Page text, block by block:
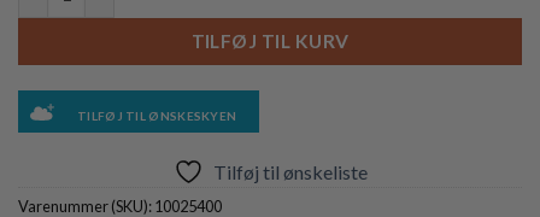
TILFØJ TIL KURV
TILFØJ TIL ØNSKESKYEN
Tilføj til ønskeliste
Varenummer (SKU):10025400